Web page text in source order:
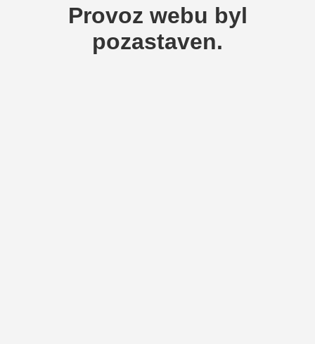
Provoz webu byl
pozastaven.